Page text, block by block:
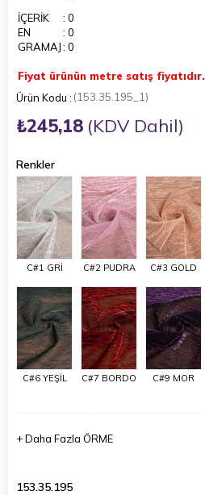
İÇERİK
: 0
EN
: 0
GRAMAJ: 0
Fiyat ürünün metre satış fiyatıdır.
(153.35.195_1)
₺245,18 (KDV Dahil)
Renkler
C#1 GRİ C#2 PUDRA C#3 GOLD
C#6 YEŞİL C#7 BORDO C#9 MOR
+Daha Fazla ÖRME
153.35.195